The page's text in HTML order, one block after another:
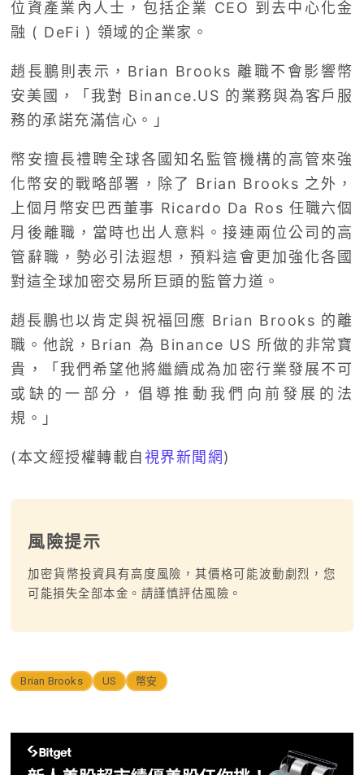
位資產業內人士，包括企業 CEO 到去中心化金
融 ( DeFi ) 領域的企業家。
趙長鵬則表示，Brian Brooks 離職不會影響幣
安美國，「我對 Binance.US 的業務與為客戶服
務的承諾充滿信心。」
幣安擅長禮聘全球各國知名監管機構的高管來強
化幣安的戰略部署，除了 Brian Brooks 之外，
上個月幣安巴西董事 Ricardo Da Ros 任職六個
月後離職，當時也出人意料。接連兩位公司的高
管辭職，勢必引法遐想，預料這會更加強化各國
對這全球加密交易所巨頭的監管力道。
趙長鵬也以肯定與祝福回應 Brian Brooks 的離
職。他說，Brian 為 Binance US 所做的非常寶
貴，「我們希望他將繼續成為加密行業發展不可
或缺的一部分，倡導推動我們向前發展的法
規。」
(本文經授權轉載自視界新聞網)
風險提示
加密貨幣投資具有高度風險，其價格可能波動劇烈，您
可能損失全部本金。請謹慎評估風險。
Brian Brooks US 幣安